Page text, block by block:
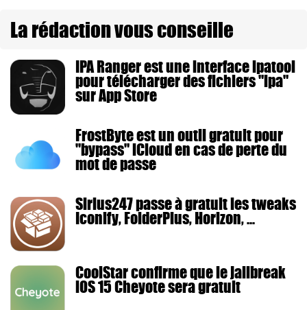
La rédaction vous conseille
IPA Ranger est une interface ipatool
pour télécharger des fichiers "ipa"
sur App Store
FrostByte est un outil gratuit pour
"bypass" iCloud en cas de perte du
mot de passe
Sirius247 passe à gratuit les tweaks
Iconify, FolderPlus, Horizon, ...
CoolStar confirme que le jailbreak
iOS 15 Cheyote sera gratuit